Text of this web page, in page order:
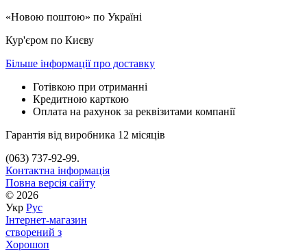
«Новою поштою» по Україні
Кур'єром по Києву
Більше інформації про доставку
Готівкою при отриманні
Кредитною карткою
Оплата на рахунок за реквізитами компанії
Гарантія від виробника 12 місяців
(063) 737-92-99.
Контактна інформація
Повна версія сайту
© 2026
Укр Рус
Інтернет-магазин
створений з
Хорошоп